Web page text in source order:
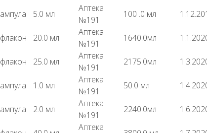
ампула 5.0 мл
Аптека
№191
100 .0 мл
флакон 20.0 мл
Аптека
№191
1640.0мл
флакон 25.0 мл
Аптека
№191
2175.0мл
ампула 1.0 мл
Аптека
№191
50.0 мл
ампула 2.0 мл
Аптека
№191
2240.0мл
Аптека